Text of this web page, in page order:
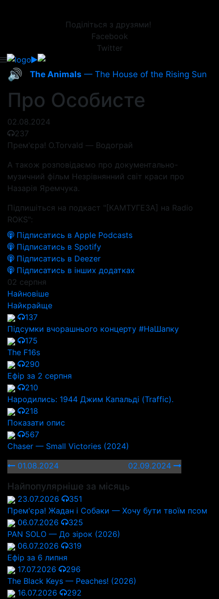
Поділіться з друзями!
Facebook
Twitter
🔊 The Animals — The House of the Rising Sun
Про Особисте
02.08.2024
237
Прем'єра! O.Torvald — Водограй
А також розповідаємо про документально-
музичний фільм Незрівнянний світ краси про
Назарія Яремчука.
Підпишіться на подкаст "[КАМТУГЕЗА] на Radio
ROKS":
Підписатись в Apple Podcasts
Підписатись в Spotify
Підписатись в Deezer
Підписатись в інших додатках
02 серпня
Найновіше
Найкрайще
137
Підсумки вчорашнього концерту #НаШапку
175
The F16s
290
Ефір за 2 серпня
210
Народились: 1944 Джим Капальді (Traffic).
218
Показати опис
567
Chaser — Small Victories (2024)
01.08.2024
02.09.2024
Найпопулярніше за місяць
23.07.2026
351
Прем'єра! Жадан і Собаки — Хочу бути твоїм псом
06.07.2026
325
PAN SOLO — До зірок (2026)
06.07.2026
319
Ефір за 6 липня
17.07.2026
296
The Black Keys — Peaches! (2026)
16.07.2026
292